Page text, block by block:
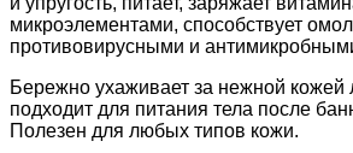
микроэлементами, способствует
противовирусными и
Бережно ухаживает за нежной кожей
подходит для питания тела после
Полезен для любых типов кожи.